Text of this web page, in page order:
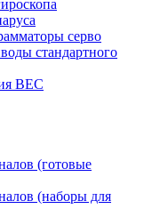
серво
стандартного
BEC
(готовые
(наборы для